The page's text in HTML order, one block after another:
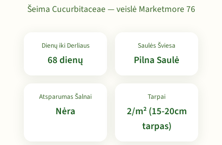
Šeima Cucurbitaceae — veislė Marketmore 76
Dienų iki Derliaus
68 dienų
Saulės Šviesa
Pilna Saulė
Atsparumas Šalnai
Nėra
Tarpai
2/m² (15-20cm
tarpas)